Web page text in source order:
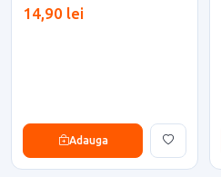
14,90 lei
Adauga